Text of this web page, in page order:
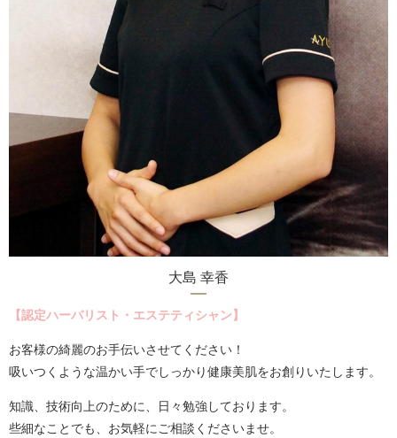
大島 幸香
【認定ハーバリスト・エステティシャン】
お客様の綺麗のお手伝いさせてください！
吸いつくような温かい手でしっかり健康美肌をお創りいたします。
知識、技術向上のために、日々勉強しております。
些細なことでも、お気軽にご相談くださいませ。